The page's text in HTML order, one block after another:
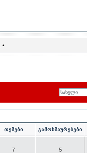
•
თემები გამოხმაურებები
7 5